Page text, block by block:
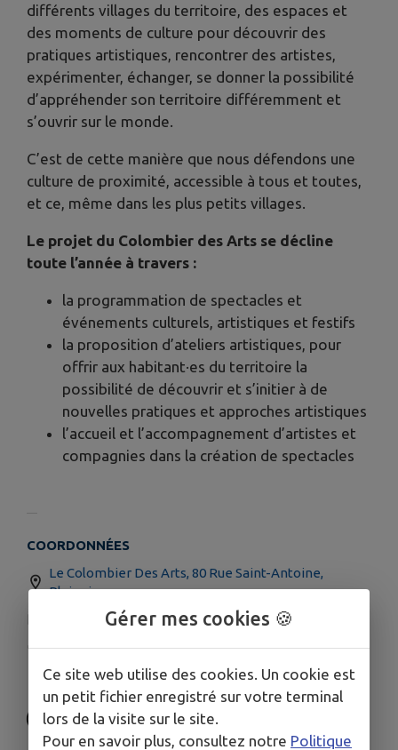
différents villages du territoire, des espaces et
des moments de culture pour découvrir des
pratiques artistiques, rencontrer des artistes,
expérimenter, échanger, se donner la possibilité
d’appréhender son territoire différemment et
s’ouvrir sur le monde.
C’est de cette manière que nous défendons une
culture de proximité, accessible à tous et toutes,
et ce, même dans les plus petits villages.
Le projet du Colombier des Arts se décline
toute l’année à travers :
la programmation de spectacles et
événements culturels, artistiques et festifs
la proposition d’ateliers artistiques, pour
offrir aux habitant·es du territoire la
possibilité de découvrir et s’initier à de
nouvelles pratiques et approches artistiques
l’accueil et l’accompagnement d’artistes et
compagnies dans la création de spectacles
COORDONNÉES
Le Colombier Des Arts, 80 Rue Saint-Antoine,
Plainoiseau
contact@lecolombierdesarts.fr
www.lecolombierdesarts.fr
06 08 68 54 25
Gérer mes cookies 🍪
Ce site web utilise des cookies. Un cookie est
un petit fichier enregistré sur votre terminal
lors de la visite sur le site.
Pour en savoir plus, consultez notre Politique